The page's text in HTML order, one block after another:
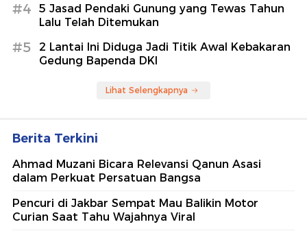
#4
5 Jasad Pendaki Gunung yang Tewas Tahun
Lalu Telah Ditemukan
#5
2 Lantai Ini Diduga Jadi Titik Awal Kebakaran
Gedung Bapenda DKI
Lihat Selengkapnya
Berita Terkini
Ahmad Muzani Bicara Relevansi Qanun Asasi
dalam Perkuat Persatuan Bangsa
Pencuri di Jakbar Sempat Mau Balikin Motor
Curian Saat Tahu Wajahnya Viral